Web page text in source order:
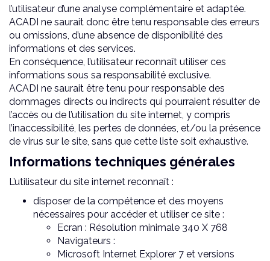
l’utilisateur d’une analyse complémentaire et adaptée.
ACADI ne saurait donc être tenu responsable des erreurs
ou omissions, d’une absence de disponibilité des
informations et des services.
En conséquence, l’utilisateur reconnaît utiliser ces
informations sous sa responsabilité exclusive.
ACADI ne saurait être tenu pour responsable des
dommages directs ou indirects qui pourraient résulter de
l’accès ou de l’utilisation du site internet, y compris
l’inaccessibilité, les pertes de données, et/ou la présence
de virus sur le site, sans que cette liste soit exhaustive.
Informations techniques générales
L’utilisateur du site internet reconnaît :
disposer de la compétence et des moyens
nécessaires pour accéder et utiliser ce site :
Ecran : Résolution minimale 340 X 768
Navigateurs :
Microsoft Internet Explorer 7 et versions